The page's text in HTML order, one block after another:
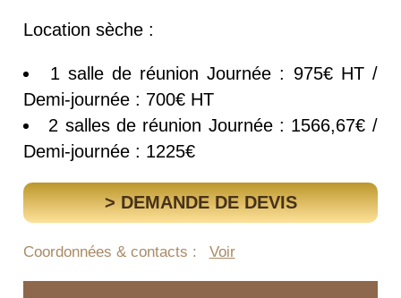
Location sèche :
1 salle de réunion Journée : 975€ HT /
Demi-journée : 700€ HT
2 salles de réunion Journée : 1566,67€ /
Demi-journée : 1225€
> DEMANDE DE DEVIS
Coordonnées & contacts : Voir